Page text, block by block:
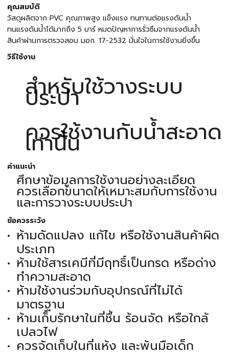
คุณสมบัติ
วัสดุผลิตจาก PVC คุณภาพสูง แข็งแรง ทนทานต่อแรงดันน้ำ
ทนแรงดันน้ำได้มากถึง 5 บาร์ หมดปัญหาการรั่วซึมจากแรงดันน้ำ
สินค้าผ่านการตรวจสอบ มอก. 17-2532 มั่นใจในการใช้งานยิ่งขึ้น
วิธีใช้งาน
สำหรับใช้วางระบบ
ประปา
ควรใช้งานกับนํ้าสะอาด
เท่านั้น
คำแนะนำ
ศึกษาข้อมูลการใช้งานอย่างละเอียด
ควรเลือกขนาดให้เหมาะสมกับการใช้งาน
และการวางระบบประปา
ข้อควรระวัง
ห้ามดัดแปลง แก้ไข หรือใช้งานสินค้าผิด
ประเภท
ห้ามใช้สารเคมีที่มีฤทธิ์เป็นกรด หรือด่าง
ทำความสะอาด
ห้ามใช้งานร่วมกับอุปกรณ์ที่ไม่ได้
มาตรฐาน
ห้ามเก็บรักษาในที่ชื้น ร้อนจัด หรือใกล้
เปลวไฟ
ควรจัดเก็บในที่แห้ง และพ้นมือเด็ก